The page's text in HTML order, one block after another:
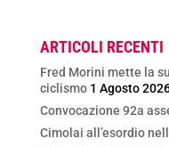
ARTICOLI RECENTI
Fred Morini mette la
ciclismo 1 Agosto
Convocazione 92a
Cimolai all’esordio